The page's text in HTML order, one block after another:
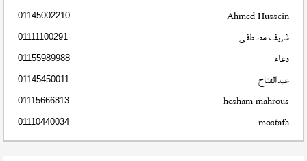
Ahmed Hussein
01145002210
شريف مصطفى 01111100291
دعاء 01155989988
عبدالفتاح 01145450011
hesham mahrous
01115666813
mostafa
01110440034